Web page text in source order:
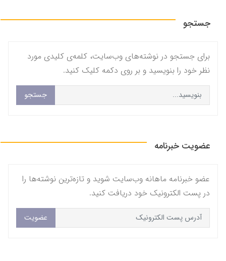
جستجو
برای جستجو در نوشته‌های وب‌سایت، کلمه‌ی کلیدی مورد
نظر خود را بنویسید و بر روی دکمه کلیک کنید.
جستجو
عضویت خبرنامه
عضو خبرنامه ماهانه وب‌سایت شوید و تازه‌ترین نوشته‌ها را
در پست الکترونیک خود دریافت کنید.
عضویت